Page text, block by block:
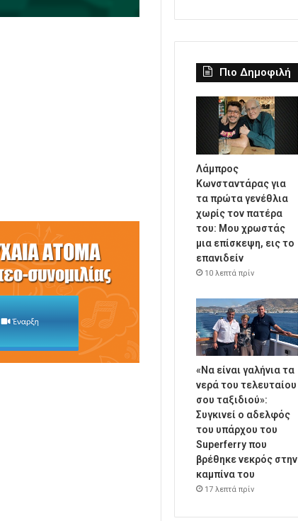
Πιο Δημοφιλή
Λάμπρος
Κωνσταντάρας για
τα πρώτα γενέθλια
χωρίς τον πατέρα
του: Μου χρωστάς
μια επίσκεψη, εις το
επανιδείν
10 λεπτά πρίν
«Να είναι γαλήνια τα
νερά του τελευταίου
σου ταξιδιού»:
Συγκινεί ο αδελφός
του υπάρχου του
Superferry που
βρέθηκε νεκρός στην
καμπίνα του
17 λεπτά πρίν